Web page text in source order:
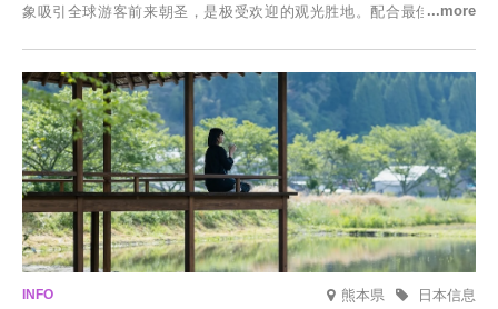
象吸引全球游客前来朝圣，是极受欢迎的观光胜地。配合最佳观雪时
「冬季樱花灯光秀」。
熊本県 日本信息